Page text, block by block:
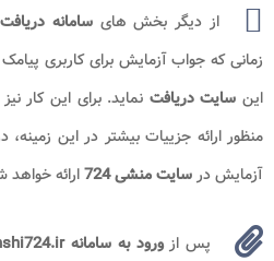
از دیگر بخش هایسامانه
زمانی که جواب آزمایش برای کاربری
این سایت دریافت نماید. برای این کار
منظور ارائه جزییات بیشتر در این
آزمایش درسایت منشی 724 ارائه خواهد
پس ازورود به سامانه monshi724.ir